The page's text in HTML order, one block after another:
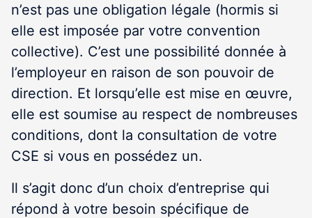
n’est pas une obligation légale (hormis si
elle est imposée par votre convention
collective). C’est une possibilité donnée à
l’employeur en raison de son pouvoir de
direction. Et lorsqu’elle est mise en œuvre,
elle est soumise au respect de nombreuses
conditions, dont la consultation de votre
CSE si vous en possédez un.
Il s’agit donc d’un choix d’entreprise qui
répond à votre besoin spécifique de